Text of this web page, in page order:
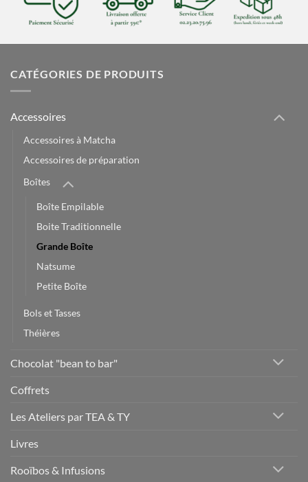
CATÉGORIES DE PRODUITS
Accessoires
Accessoires à Matcha
Accessoires de préparation
Boîtes
Boîte Empilable
Boite Traditionnelle
Grande Boîte
Natsume
Petite Boîte
Bols et Tasses
Théières
Chocolat "bean to bar"
Coffrets
Les Ateliers par TEA & TY
Livres
Rooïbos & Infusions